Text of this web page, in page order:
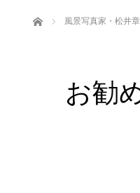
ホーム 風景写真家・松井
お勧